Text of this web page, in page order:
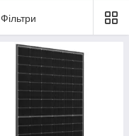
Фільтри